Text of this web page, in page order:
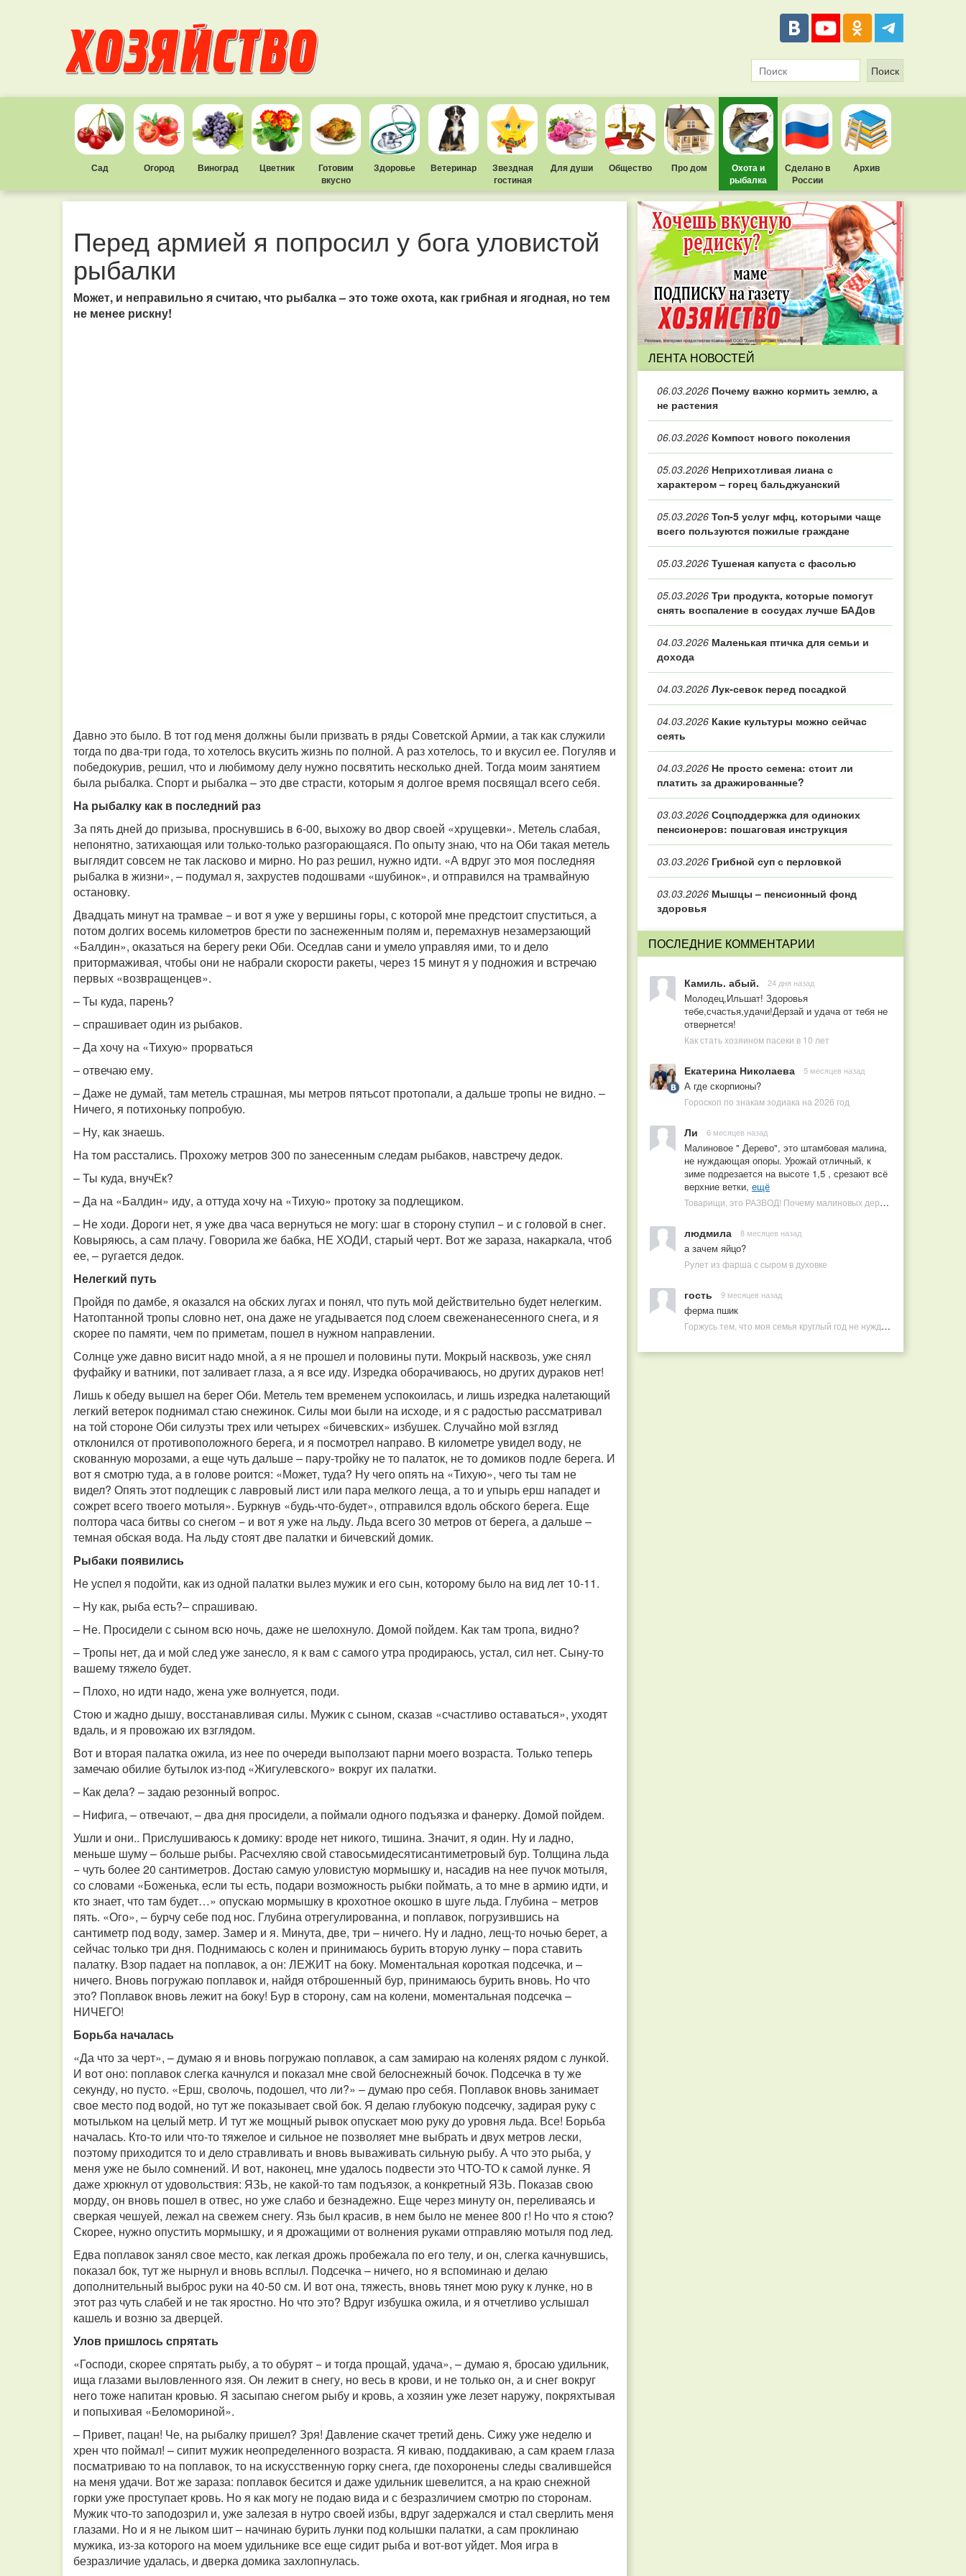
Сад Огород Виноград Цветник
Готовим
вкусно
Здоровье Ветеринар
Звездная
гостиная
Для души Общество Про дом
Охота и
рыбалка
Сделано в
России
Архив
Перед армией я попросил у бога уловистой
рыбалки
Может, и неправильно я считаю, что рыбалка – это тоже охота, как грибная и ягодная, но тем
не менее рискну!
Давно это было. В тот год меня должны были призвать в ряды Советской Армии, а так как служили
тогда по два-три года, то хотелось вкусить жизнь по полной. А раз хотелось, то и вкусил ее. Погуляв и
победокурив, решил, что и любимому делу нужно посвятить несколько дней. Тогда моим занятием
была рыбалка. Спорт и рыбалка – это две страсти, которым я долгое время посвящал всего себя.
На рыбалку как в последний раз
За пять дней до призыва, проснувшись в 6-00, выхожу во двор своей «хрущевки». Метель слабая,
непонятно, затихающая или только-только разгорающаяся. По опыту знаю, что на Оби такая метель
выглядит совсем не так ласково и мирно. Но раз решил, нужно идти. «А вдруг это моя последняя
рыбалка в жизни», – подумал я, захрустев подошвами «шубинок», и отправился на трамвайную
остановку.
Двадцать минут на трамвае − и вот я уже у вершины горы, с которой мне предстоит спуститься, а
потом долгих восемь километров брести по заснеженным полям и, перемахнув незамерзающий
«Балдин», оказаться на берегу реки Оби. Оседлав сани и умело управляя ими, то и дело
притормаживая, чтобы они не набрали скорости ракеты, через 15 минут я у подножия и встречаю
первых «возвращенцев».
– Ты куда, парень?
– спрашивает один из рыбаков.
– Да хочу на «Тихую» прорваться
– отвечаю ему.
– Даже не думай, там метель страшная, мы метров пятьсот протопали, а дальше тропы не видно. –
Ничего, я потихоньку попробую.
– Ну, как знаешь.
На том расстались. Прохожу метров 300 по занесенным следам рыбаков, навстречу дедок.
– Ты куда, внучЕк?
– Да на «Балдин» иду, а оттуда хочу на «Тихую» протоку за подлещиком.
– Не ходи. Дороги нет, я уже два часа вернуться не могу: шаг в сторону ступил − и с головой в снег.
Ковыряюсь, а сам плачу. Говорила же бабка, НЕ ХОДИ, старый черт. Вот же зараза, накаркала, чтоб
ее, – ругается дедок.
Нелегкий путь
Пройдя по дамбе, я оказался на обских лугах и понял, что путь мой действительно будет нелегким.
Натоптанной тропы словно нет, она даже не угадывается под слоем свеженанесенного снега, и я
скорее по памяти, чем по приметам, пошел в нужном направлении.
Солнце уже давно висит надо мной, а я не прошел и половины пути. Мокрый насквозь, уже снял
фуфайку и ватники, пот заливает глаза, а я все иду. Изредка оборачиваюсь, но других дураков нет!
Лишь к обеду вышел на берег Оби. Метель тем временем успокоилась, и лишь изредка налетающий
легкий ветерок поднимал стаю снежинок. Силы мои были на исходе, и я с радостью рассматривал
на той стороне Оби силуэты трех или четырех «бичевских» избушек. Случайно мой взгляд
отклонился от противоположного берега, и я посмотрел направо. В километре увидел воду, не
скованную морозами, а еще чуть дальше – пару-тройку не то палаток, не то домиков подле берега. И
вот я смотрю туда, а в голове роится: «Может, туда? Ну чего опять на «Тихую», чего ты там не
видел? Опять этот подлещик с лавровый лист или пара мелкого леща, а то и упырь ерш нападет и
сожрет всего твоего мотыля». Буркнув «будь-что-будет», отправился вдоль обского берега. Еще
полтора часа битвы со снегом − и вот я уже на льду. Льда всего 30 метров от берега, а дальше –
темная обская вода. На льду стоят две палатки и бичевский домик.
Рыбаки появились
Не успел я подойти, как из одной палатки вылез мужик и его сын, которому было на вид лет 10-11.
– Ну как, рыба есть?– спрашиваю.
– Не. Просидели с сыном всю ночь, даже не шелохнуло. Домой пойдем. Как там тропа, видно?
– Тропы нет, да и мой след уже занесло, я к вам с самого утра продираюсь, устал, сил нет. Сыну-то
вашему тяжело будет.
– Плохо, но идти надо, жена уже волнуется, поди.
Стою и жадно дышу, восстанавливая силы. Мужик с сыном, сказав «счастливо оставаться», уходят
вдаль, и я провожаю их взглядом.
Вот и вторая палатка ожила, из нее по очереди выползают парни моего возраста. Только теперь
замечаю обилие бутылок из-под «Жигулевского» вокруг их палатки.
– Как дела? – задаю резонный вопрос.
– Нифига, – отвечают, – два дня просидели, а поймали одного подъязка и фанерку. Домой пойдем.
Ушли и они.. Прислушиваюсь к домику: вроде нет никого, тишина. Значит, я один. Ну и ладно,
меньше шуму – больше рыбы. Расчехляю свой ставосьмидесятисантиметровый бур. Толщина льда
− чуть более 20 сантиметров. Достаю самую уловистую мормышку и, насадив на нее пучок мотыля,
со словами «Боженька, если ты есть, подари возможность рыбки поймать, а то мне в армию идти, и
кто знает, что там будет…» опускаю мормышку в крохотное окошко в шуге льда. Глубина − метров
пять. «Ого», – бурчу себе под нос. Глубина отрегулированна, и поплавок, погрузившись на
сантиметр под воду, замер. Замер и я. Минута, две, три – ничего. Ну и ладно, лещ-то ночью берет, а
сейчас только три дня. Поднимаюсь с колен и принимаюсь бурить вторую лунку – пора ставить
палатку. Взор падает на поплавок, а он: ЛЕЖИТ на боку. Моментальная короткая подсечка, и –
ничего. Вновь погружаю поплавок и, найдя отброшенный бур, принимаюсь бурить вновь. Но что
это? Поплавок вновь лежит на боку! Бур в сторону, сам на колени, моментальная подсечка –
НИЧЕГО!
Борьба началась
«Да что за черт», – думаю я и вновь погружаю поплавок, а сам замираю на коленях рядом с лункой.
И вот оно: поплавок слегка качнулся и показал мне свой белоснежный бочок. Подсечка в ту же
секунду, но пусто. «Ерш, сволочь, подошел, что ли?» – думаю про себя. Поплавок вновь занимает
свое место под водой, но тут же показывает свой бок. Я делаю глубокую подсечку, задирая руку с
мотыльком на целый метр. И тут же мощный рывок опускает мою руку до уровня льда. Все! Борьба
началась. Кто-то или что-то тяжелое и сильное не позволяет мне выбрать и двух метров лески,
поэтому приходится то и дело стравливать и вновь вываживать сильную рыбу. А что это рыба, у
меня уже не было сомнений. И вот, наконец, мне удалось подвести это ЧТО-ТО к самой лунке. Я
даже хрюкнул от удовольствия: ЯЗЬ, не какой-то там подъязок, а конкретный ЯЗЬ. Показав свою
морду, он вновь пошел в отвес, но уже слабо и безнадежно. Еще через минуту он, переливаясь и
сверкая чешуей, лежал на свежем снегу. Язь был красив, в нем было не менее 800 г! Но что я стою?
Скорее, нужно опустить мормышку, и я дрожащими от волнения руками отправляю мотыля под лед.
Едва поплавок занял свое место, как легкая дрожь пробежала по его телу, и он, слегка качнувшись,
показал бок, тут же нырнул и вновь всплыл. Подсечка – ничего, но я вспоминаю и делаю
дополнительный выброс руки на 40-50 см. И вот она, тяжесть, вновь тянет мою руку к лунке, но в
этот раз чуть слабей и не так яростно. Но что это? Вдруг избушка ожила, и я отчетливо услышал
кашель и возню за дверцей.
Улов пришлось спрятать
«Господи, скорее спрятать рыбу, а то обурят − и тогда прощай, удача», – думаю я, бросаю удильник,
ища глазами выловленного язя. Он лежит в снегу, но весь в крови, и не только он, а и снег вокруг
него тоже напитан кровью. Я засыпаю снегом рыбу и кровь, а хозяин уже лезет наружу, покряхтывая
и попыхивая «Беломориной».
– Привет, пацан! Че, на рыбалку пришел? Зря! Давление скачет третий день. Сижу уже неделю и
хрен что поймал! – сипит мужик неопределенного возраста. Я киваю, поддакиваю, а сам краем глаза
посматриваю то на поплавок, то на искусственную горку снега, где похоронены следы свалившейся
на меня удачи. Вот же зараза: поплавок бесится и даже удильник шевелится, а на краю снежной
горки уже проступает кровь. Но я как могу не подаю вида и с безразличием смотрю по сторонам.
Мужик что-то заподозрил и, уже залезая в нутро своей избы, вдруг задержался и стал сверлить меня
глазами. Но и я не лыком шит – начинаю бурить лунки под колышки палатки, а сам проклинаю
мужика, из-за которого на моем удильнике все еще сидит рыба и вот-вот уйдет. Моя игра в
безразличие удалась, и дверка домика захлопнулась.
ЛЕНТА НОВОСТЕЙ
06.03.2026 Почему важно кормить землю, а
не растения
06.03.2026 Компост нового поколения
05.03.2026 Неприхотливая лиана с
характером – горец бальджуанский
05.03.2026 Топ‑5 услуг мфц, которыми чаще
всего пользуются пожилые граждане
05.03.2026 Тушеная капуста с фасолью
05.03.2026 Три продукта, которые помогут
снять воспаление в сосудах лучше БАДов
04.03.2026 Маленькая птичка для семьи и
дохода
04.03.2026 Лук-севок перед посадкой
04.03.2026 Какие культуры можно сейчас
сеять
04.03.2026 Не просто семена: стоит ли
платить за дражированные?
03.03.2026 Соцподдержка для одиноких
пенсионеров: пошаговая инструкция
03.03.2026 Грибной суп с перловкой
03.03.2026 Мышцы – пенсионный фонд
здоровья
ПОСЛЕДНИЕ КОММЕНТАРИИ
Камиль. абый. 24 дня назад
Молодец,Ильшат! Здоровья
тебе,счастья,удачи!Дерзай и удача от тебя не
отвернется!
Как стать хозяином пасеки в 10 лет
Екатерина Николаева 5 месяцев назад
А где скорпионы?
Гороскоп по знакам зодиака на 2026 год
Ли 6 месяцев назад
Малиновое " Дерево", это штамбовая малина,
не нуждающая опоры. Урожай отличный, к
зиме подрезается на высоте 1,5 , срезают всё
верхние ветки, ещё
Товарищи, это РАЗВОД! Почему малиновых деревьев не бывает, или Как ушлые продавцы наживаются на мечтах садоводов
людмила 8 месяцев назад
а зачем яйцо?
Рулет из фарша с сыром в духовке
гость 9 месяцев назад
ферма пшик
Горжусь тем, что моя семья круглый год не нуждается в покупных витаминах